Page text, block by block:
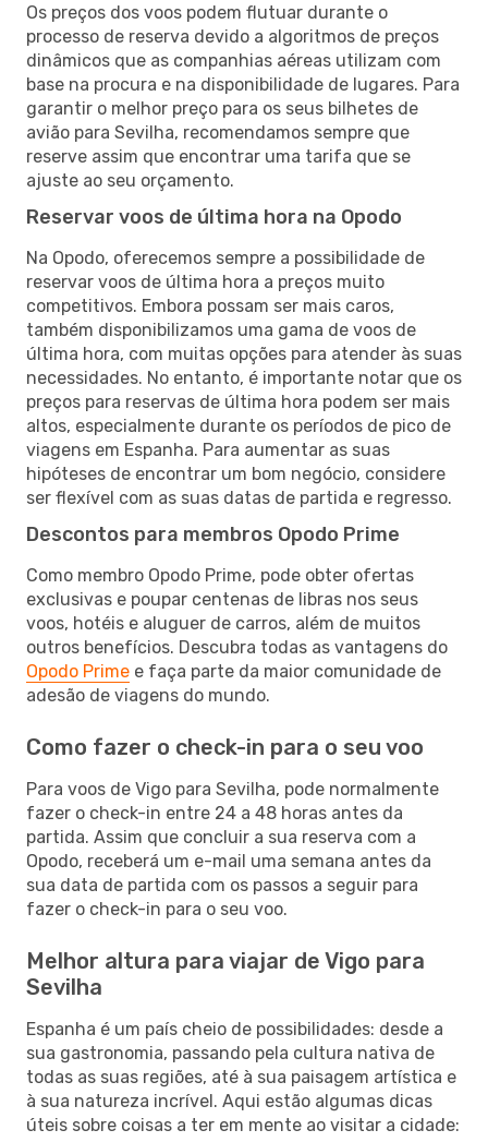
Os preços dos voos podem flutuar durante o
processo de reserva devido a algoritmos de preços
dinâmicos que as companhias aéreas utilizam com
base na procura e na disponibilidade de lugares. Para
garantir o melhor preço para os seus bilhetes de
avião para Sevilha, recomendamos sempre que
reserve assim que encontrar uma tarifa que se
ajuste ao seu orçamento.
Reservar voos de última hora na Opodo
Na Opodo, oferecemos sempre a possibilidade de
reservar voos de última hora a preços muito
competitivos. Embora possam ser mais caros,
também disponibilizamos uma gama de voos de
última hora, com muitas opções para atender às suas
necessidades. No entanto, é importante notar que os
preços para reservas de última hora podem ser mais
altos, especialmente durante os períodos de pico de
viagens em Espanha. Para aumentar as suas
hipóteses de encontrar um bom negócio, considere
ser flexível com as suas datas de partida e regresso.
Descontos para membros Opodo Prime
Como membro Opodo Prime, pode obter ofertas
exclusivas e poupar centenas de libras nos seus
voos, hotéis e aluguer de carros, além de muitos
outros benefícios. Descubra todas as vantagens do
Opodo Prime e faça parte da maior comunidade de
adesão de viagens do mundo.
Como fazer o check-in para o seu voo
Para voos de Vigo para Sevilha, pode normalmente
fazer o check-in entre 24 a 48 horas antes da
partida. Assim que concluir a sua reserva com a
Opodo, receberá um e-mail uma semana antes da
sua data de partida com os passos a seguir para
fazer o check-in para o seu voo.
Melhor altura para viajar de Vigo para
Sevilha
Espanha é um país cheio de possibilidades: desde a
sua gastronomia, passando pela cultura nativa de
todas as suas regiões, até à sua paisagem artística e
à sua natureza incrível. Aqui estão algumas dicas
úteis sobre coisas a ter em mente ao visitar a cidade: